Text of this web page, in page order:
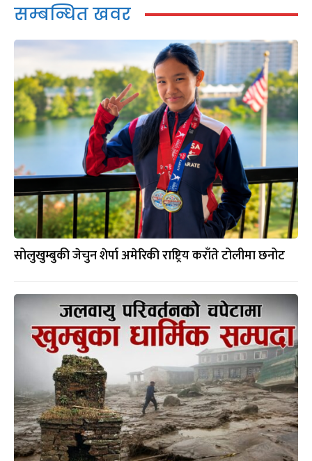
सम्बन्धित खवर
सोलुखुम्बुकी जेचुन शेर्पा अमेरिकी राष्ट्रिय कराँते टोलीमा छनोट